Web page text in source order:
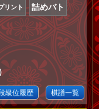
リント 詰めバト
級位履歴 棋譜一覧